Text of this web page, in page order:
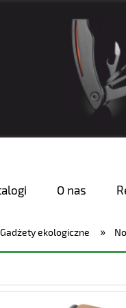
O nas
Gadżety ekologiczne »